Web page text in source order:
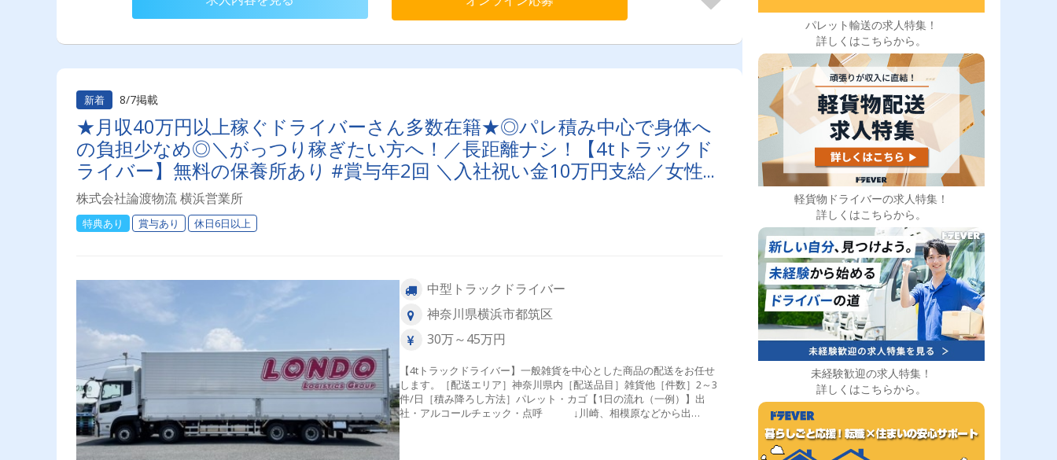
寧にお教えします。ドライバー未経験の方やブランクがある方も安心
してスタートできます。＼
新着 8/7掲載
★月収40万円以上稼ぐドライバーさん多数在籍★◎パレ積み中心で身体へ
の負担少なめ◎＼がっつり稼ぎたい方へ！／長距離ナシ！【4tトラックド
ライバー】無料の保養所あり #賞与年2回 ＼入社祝い金10万円支給／女性
ドライバーも活躍中！
株式会社論渡物流 横浜営業所
特典あり 賞与あり 休日6日以上
中型トラックドライバー
神奈川県横浜市都筑区
30万～45万円
【4tトラックドライバー】一般雑貨を中心とした商品の配送をお任せ
します。［配送エリア］神奈川県内［配送品目］雑貨他［件数］2～3
件/日［積み降ろし方法］パレット・カゴ【1日の流れ（一例）】出
社・アルコールチェック・点呼 ↓川崎、相模原などから出
発 ↓各お客様先で積み込み作業 ↓ 配送 ↓横浜
の事務所へ帰社し、日報記入・退社
パレット輸送の求人特集！
詳しくはこちらから。
軽貨物ドライバーの求人特集！
詳しくはこちらから。
未経験歓迎の求人特集！
詳しくはこちらから。